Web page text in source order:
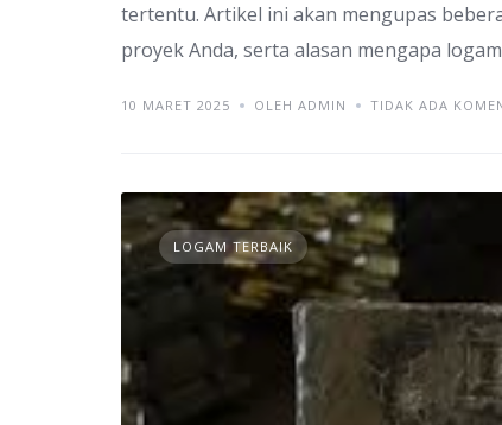
tertentu. Artikel ini akan mengupas
proyek Anda, serta alasan mengapa
10 MARET 2025 OLEH ADMIN TIDAK ADA
LOGAM TERBAIK